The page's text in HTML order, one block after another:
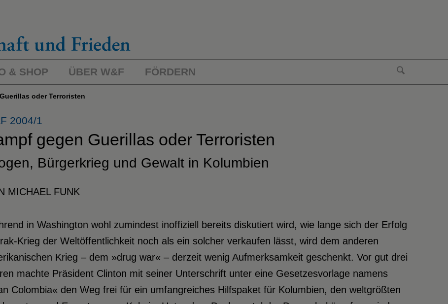
& SHOP ÜBER W&F FÖRDERN
oder Terroristen
2004/1
gegen Guerillas oder Terroristen
Bürgerkrieg und Gewalt in Kolumbien
MICHAEL FUNK
in Washington wohl zumindest inoffiziell bereits diskutiert wird, wie lange sich der Erfolg
Krieg der Weltöffentlichkeit noch als ein solcher verkaufen lässt, wird dem anderen
Krieg – dem »drug war« – derzeit wenig Aufmerksamkeit geschenkt. Vor gut drei
machte Präsident Clinton mit seiner Unterschrift unter eine Gesetzesvorlage namens
Colombia« den Weg frei für ein umfangreiches Hilfspaket für Kolumbien, den weltgrößten